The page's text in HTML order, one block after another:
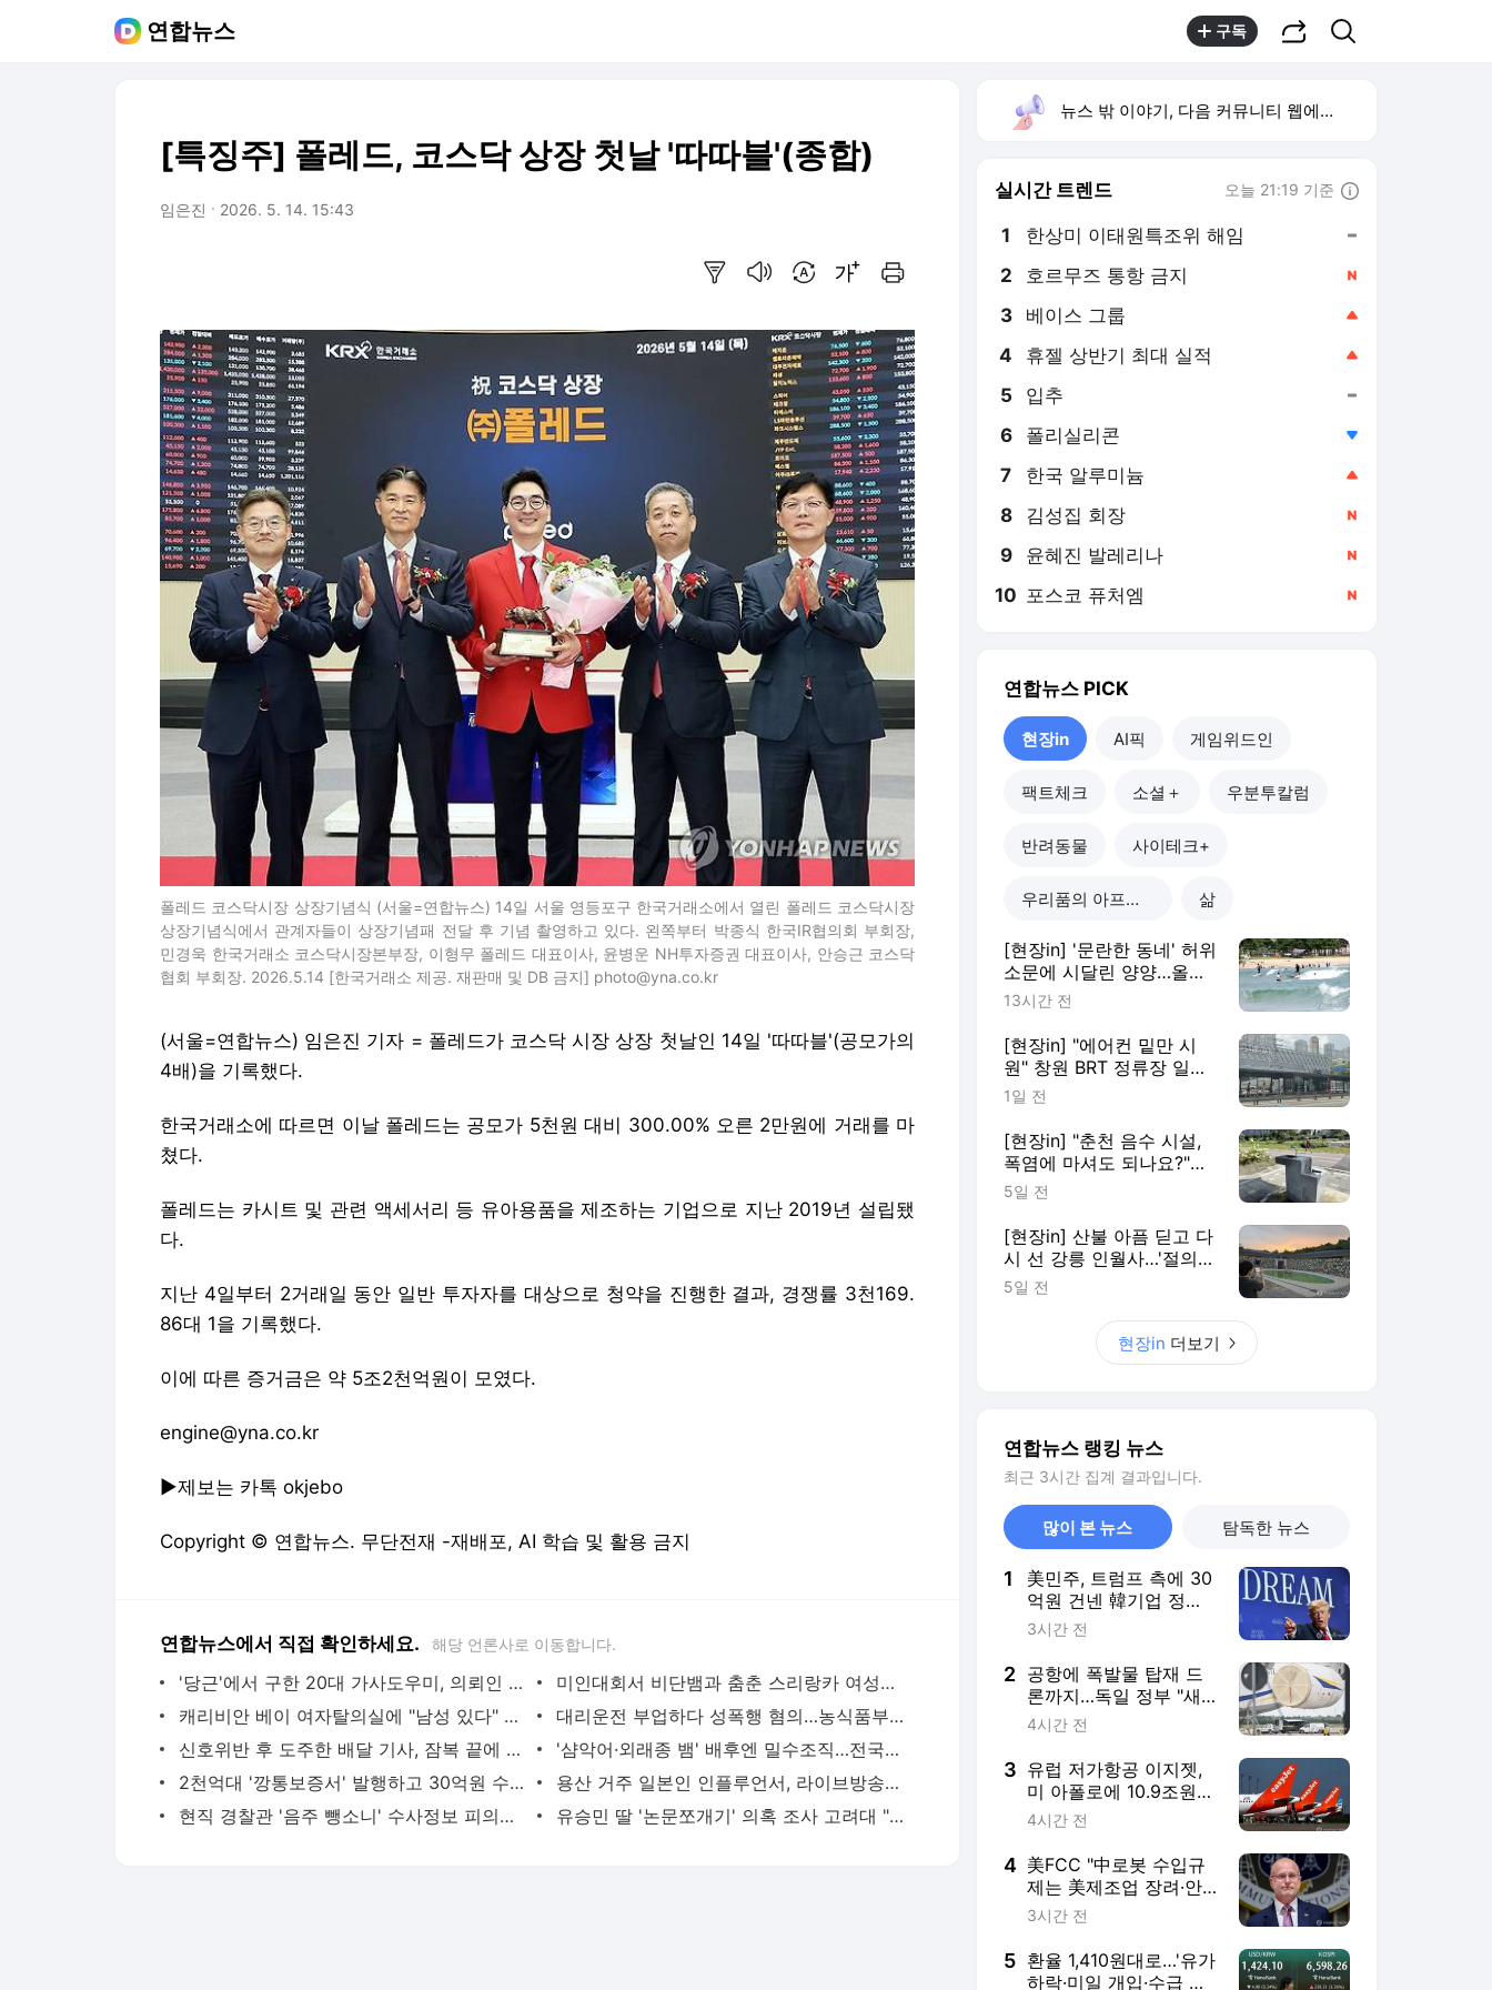
연합뉴스 구독
[특징주] 폴레드, 코스닥 상장 첫날 '따따블'(종합)
임은진 2026. 5. 14. 15:43
폴레드 코스닥시장 상장기념식 (서울=연합뉴스) 14일 서울 영등포구 한국거래소에서 열린 폴레드 코스닥시장
상장기념식에서 관계자들이 상장기념패 전달 후 기념 촬영하고 있다. 왼쪽부터 박종식 한국IR협의회 부회장,
민경욱 한국거래소 코스닥시장본부장, 이형무 폴레드 대표이사, 윤병운 NH투자증권 대표이사, 안승근 코스닥
협회 부회장. 2026.5.14 [한국거래소 제공. 재판매 및 DB 금지] photo@yna.co.kr
(서울=연합뉴스) 임은진 기자 = 폴레드가 코스닥 시장 상장 첫날인 14일 '따따블'(공모가의
4배)을 기록했다.
한국거래소에 따르면 이날 폴레드는 공모가 5천원 대비 300.00% 오른 2만원에 거래를 마
쳤다.
폴레드는 카시트 및 관련 액세서리 등 유아용품을 제조하는 기업으로 지난 2019년 설립됐
다.
지난 4일부터 2거래일 동안 일반 투자자를 대상으로 청약을 진행한 결과, 경쟁률 3천169.
86대 1을 기록했다.
이에 따른 증거금은 약 5조2천억원이 모였다.
engine@yna.co.kr
▶제보는 카톡 okjebo
Copyright © 연합뉴스. 무단전재 -재배포, AI 학습 및 활용 금지
연합뉴스에서 직접 확인하세요. 해당 언론사로 이동합니다.
'당근'에서 구한 20대 가사도우미, 의뢰인 모친 유품 훔쳐가 | 연합뉴스
미인대회서 비단뱀과 춤춘 스리랑카 여성…동물학대 벌금형 | 연합뉴스
캐리비안 베이 여자탈의실에 "남성 있다" 신고 | 연합뉴스
대리운전 부업하다 성폭행 혐의…농식품부 산하 기관 직원 구속 | 연합뉴스
신호위반 후 도주한 배달 기사, 잠복 끝에 잡고 보니 수배자 | 연합뉴스
'샴악어·외래종 뱀' 배후엔 밀수조직…전국으로 택배 판매했다(종합) | 연합뉴스
2천억대 '깡통보증서' 발행하고 30억원 수수료 챙긴 유령보험사 | 연합뉴스
용산 거주 일본인 인플루언서, 라이브방송 도중 사망 | 연합뉴스
현직 경찰관 '음주 뺑소니' 수사정보 피의자 지인에 유출 의혹(종합) | 연합뉴스
유승민 딸 '논문쪼개기' 의혹 조사 고려대 "연구부정행위 아냐" | 연합뉴스
뉴스 밖 이야기, 다음 커뮤니티 웹에서 보기
실시간 트렌드 오늘 21:19 기준
1 한상미 이태원특조위 해임
2 호르무즈 통항 금지
3 베이스 그룹
4 휴젤 상반기 최대 실적
5 입추
6 폴리실리콘
7 한국 알루미늄
8 김성집 회장
9 윤혜진 발레리나
10 포스코 퓨처엠
연합뉴스 PICK
현장in AI픽 게임위드인
팩트체크 소셜＋ 우분투칼럼
반려동물 사이테크+
우리품의 아프리카인 삶
[현장in] '문란한 동네' 허위
소문에 시달린 양양…올여
름 피서객 급증
13시간 전
[현장in] "에어컨 밑만 시
원" 창원 BRT 정류장 일부
이용객 볼멘소리
1일 전
[현장in] "춘천 음수 시설,
폭염에 마셔도 되나요?"…
안내 없어 시민 혼란
5일 전
[현장in] 산불 아픔 딛고 다
시 선 강릉 인월사…'절의
문턱부터 낮췄다'
5일 전
현장in 더보기
연합뉴스 랭킹 뉴스
최근 3시간 집계 결과입니다.
많이 본 뉴스 탐독한 뉴스
1
美민주, 트럼프 측에 30
억원 건넨 韓기업 정조
준…"잠재적 뇌물"
3시간 전
2 공항에 폭발물 탑재 드
론까지…독일 정부 "새
로운 차원 위협"(종합)
4시간 전
3 유럽 저가항공 이지젯,
미 아폴로에 10.9조원에
팔린다
4시간 전
4 美FCC "中로봇 수입규
제는 美제조업 장려·안
보위험 대응 목적"
3시간 전
5 환율 1,410원대로…'유가
하락·미일 개입·수급 개